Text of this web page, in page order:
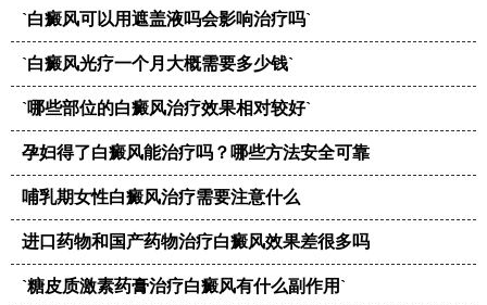
`白癜风可以用遮盖液吗会影响治疗吗`
`白癜风光疗一个月大概需要多少钱`
`哪些部位的白癜风治疗效果相对较好`
孕妇得了白癜风能治疗吗？哪些方法安全可靠
哺乳期女性白癜风治疗需要注意什么
进口药物和国产药物治疗白癜风效果差很多吗
`糖皮质激素药膏治疗白癜风有什么副作用`